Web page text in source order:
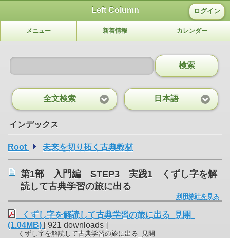
Left Column ログイン
メニュー 新着情報 カレンダー
検索
全文検索 日本語
インデックス
Root 未来を切り拓く古典教材
第1部 入門編 STEP3 実践1 くずし字を解
読して古典学習の旅に出る
利用統計を見る
くずし字を解読して古典学習の旅に出る_見開
(1.04MB) [ 921 downloads ]
くずし字を解読して古典学習の旅に出る_見開